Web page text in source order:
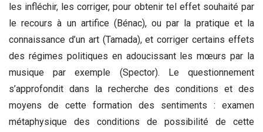
les infléchir, les corriger, pour obtenir tel effet souhaité par
le recours à un artifice (Bénac), ou par la pratique et la
connaissance d’un art (Tamada), et corriger certains effets
des régimes politiques en adoucissant les mœurs par la
musique par exemple (Spector). Le questionnement
s’approfondit dans la recherche des conditions et des
moyens de cette formation des sentiments : examen
métaphysique des conditions de possibilité de cette